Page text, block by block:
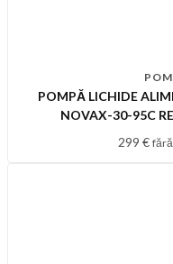
POMPĂ LICHIDE
NOVAX-30-95C
299 € fără